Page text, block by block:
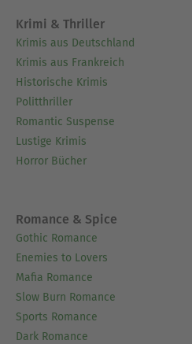
Krimi & Thriller
Krimis aus Deutschland
Krimis aus Frankreich
Historische Krimis
Politthriller
Romantic Suspense
Lustige Krimis
Horror Bücher
Romance & Spice
Gothic Romance
Enemies to Lovers
Mafia Romance
Slow Burn Romance
Sports Romance
Dark Romance